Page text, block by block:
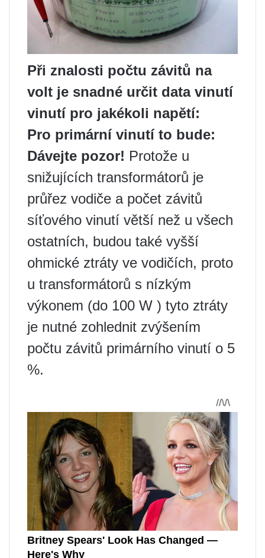
Při znalosti počtu závitů na
volt je snadné určit data vinutí
vinutí pro jakékoli napětí:
Pro primární vinutí to bude:
Dávejte pozor! Protože u
snižujících transformátorů je
průřez vodiče a počet závitů
síťového vinutí větší než u všech
ostatních, budou také vyšší
ohmické ztráty ve vodičích, proto
u transformátorů s nízkým
výkonem (do 100 W ) tyto ztráty
je nutné zohlednit zvýšením
počtu závitů primárního vinutí o 5
%.